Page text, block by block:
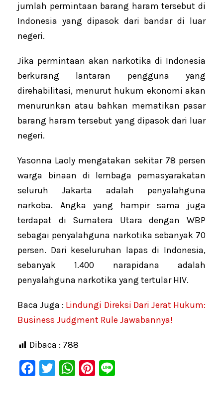
jumlah permintaan barang haram tersebut di
Indonesia yang dipasok dari bandar di luar
negeri.
Jika permintaan akan narkotika di Indonesia
berkurang lantaran pengguna yang
direhabilitasi, menurut hukum ekonomi akan
menurunkan atau bahkan mematikan pasar
barang haram tersebut yang dipasok dari luar
negeri.
Yasonna Laoly mengatakan sekitar 78 persen
warga binaan di lembaga pemasyarakatan
seluruh Jakarta adalah penyalahguna
narkoba. Angka yang hampir sama juga
terdapat di Sumatera Utara dengan WBP
sebagai penyalahguna narkotika sebanyak 70
persen. Dari keseluruhan lapas di Indonesia,
sebanyak 1.400 narapidana adalah
penyalahguna narkotika yang tertular HIV.
Baca Juga : Lindungi Direksi Dari Jerat Hukum:
Business Judgment Rule Jawabannya!
Dibaca : 788
F
T
W Pi